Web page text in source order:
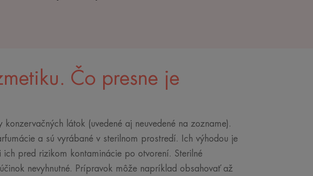
Čo presne je
látok (uvedené aj neuvedené na zozname).
a sú vyrábané v sterilnom prostredí. Ich výhodou je
pred rizikom kontaminácie po otvorení. Sterilné
nevyhnutné. Prípravok môže napríklad obsahovať až